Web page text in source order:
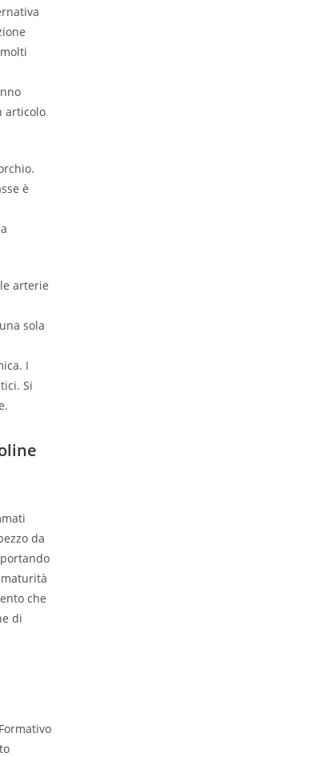
articolo
è
arterie
sola
I
Si
da
che
di